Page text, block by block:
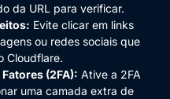
da URL para verificar.
Evite clicar em links
ou redes sociais que
Cloudflare.
(2FA): Ative a 2FA
uma camada extra de